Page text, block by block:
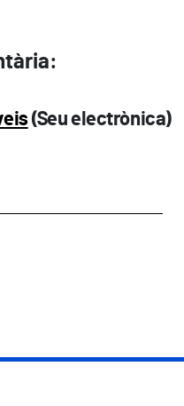
(Seu electrònica)